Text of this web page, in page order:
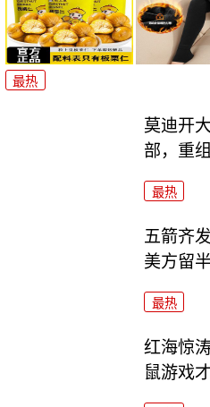
最热
莫迪开
部，重
最热
五箭齐
美方留
最热
红海惊
鼠游戏